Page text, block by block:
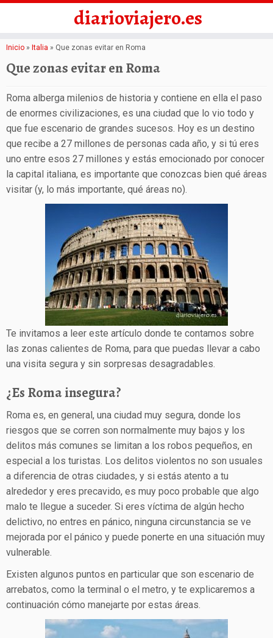
Saltar
contenido
diarioviajero.es
Inicio » Italia » Que zonas evitar en Roma
Que zonas evitar en Roma
Roma alberga milenios de historia y contiene en ella el paso
de enormes civilizaciones, es una ciudad que lo vio todo y
que fue escenario de grandes sucesos. Hoy es un destino
que recibe a 27 millones de personas cada año, y si tú eres
uno entre esos 27 millones y estás emocionado por conocer
la capital italiana, es importante que conozcas bien qué áreas
visitar (y, lo más importante, qué áreas no).
Te invitamos a leer este artículo donde te contamos sobre
las zonas calientes de Roma, para que puedas llevar a cabo
una visita segura y sin sorpresas desagradables.
¿Es Roma insegura?
Roma es, en general, una ciudad muy segura, donde los
riesgos que se corren son normalmente muy bajos y los
delitos más comunes se limitan a los robos pequeños, en
especial a los turistas. Los delitos violentos no son usuales
a diferencia de otras ciudades, y si estás atento a tu
alrededor y eres precavido, es muy poco probable que algo
malo te llegue a suceder. Si eres víctima de algún hecho
delictivo, no entres en pánico, ninguna circunstancia se ve
mejorada por el pánico y puede ponerte en una situación muy
vulnerable.
Existen algunos puntos en particular que son escenario de
arrebatos, como la terminal o el metro, y te explicaremos a
continuación cómo manejarte por estas áreas.